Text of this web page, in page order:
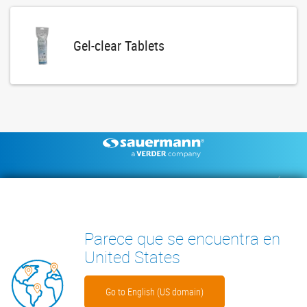
Gel-clear Tablets
Footer
BOMBAS DE CONDENSADOS
INSTRUMENTOS DE MEDICIÓN
Parece que se encuentra en
United States
Go to English (US domain)